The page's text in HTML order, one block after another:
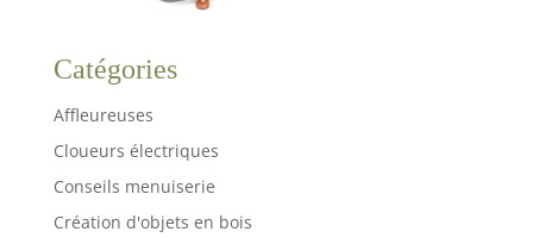
Catégories
Affleureuses
Cloueurs électriques
Conseils menuiserie
Création d'objets en bois